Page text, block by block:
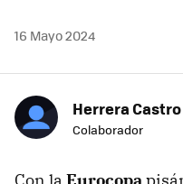
16 Mayo 2024
Herrera Castro
Colaborador